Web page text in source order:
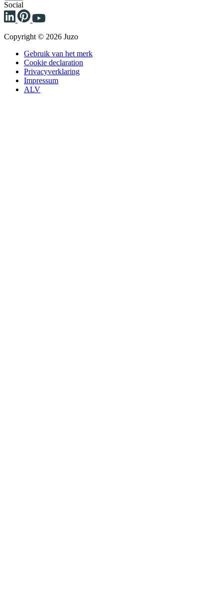
Social
Copyright © 2026 Juzo
Gebruik van het merk
Cookie declaration
Privacyverklaring
Impressum
ALV